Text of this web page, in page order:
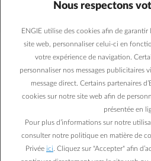
service pour panneaux solaires.
Questions fréquemment
Vous souhaitez plus de conseils
panneaux solaires ou de
A qui dois-je signaler mon
Nous respectons
ENGIE utilise des cookies afin de
site web, personnaliser celui-ci en
votre expérience de navigation.
personnaliser nos messages publicitaires
message direct. Certains partenaires
cookies sur notre site web afin de
présentée en
Pour plus d’informations sur notre
consulter notre politique en matière de
Privée ici . Cliquez sur "Accepter" afin